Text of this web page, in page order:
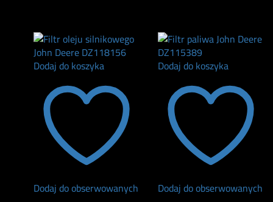
Dodaj do koszyka
Dodaj do obserwowanych
Dodaj do koszyka
Dodaj do obserwowanych